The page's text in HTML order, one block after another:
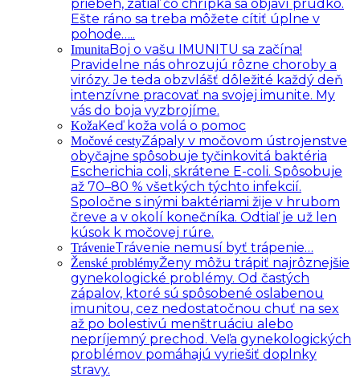
priebeh, zatiaľ čo chrípka sa objaví prudko.
Ešte ráno sa treba môžete cítiť úplne v
pohode…..
ImunitaBoj o vašu IMUNITU sa začína!
Pravidelne nás ohrozujú rôzne choroby a
virózy. Je teda obzvlášť dôležité každý deň
intenzívne pracovať na svojej imunite. My
vás do boja vyzbrojíme.
KožaKeď koža volá o pomoc
Močové cestyZápaly v močovom ústrojenstve
obyčajne spôsobuje tyčinkovitá baktéria
Escherichia coli, skrátene E-coli. Spôsobuje
až 70–80 % všetkých týchto infekcií.
Spoločne s inými baktériami žije v hrubom
čreve a v okolí konečníka. Odtiaľ je už len
kúsok k močovej rúre.
TrávenieTrávenie nemusí byť trápenie…
Ženské problémyŽeny môžu trápiť najrôznejšie
gynekologické problémy. Od častých
zápalov, ktoré sú spôsobené oslabenou
imunitou, cez nedostatočnou chuť na sex
až po bolestivú menštruáciu alebo
nepríjemný prechod. Veľa gynekologických
problémov pomáhajú vyriešiť doplnky
stravy.